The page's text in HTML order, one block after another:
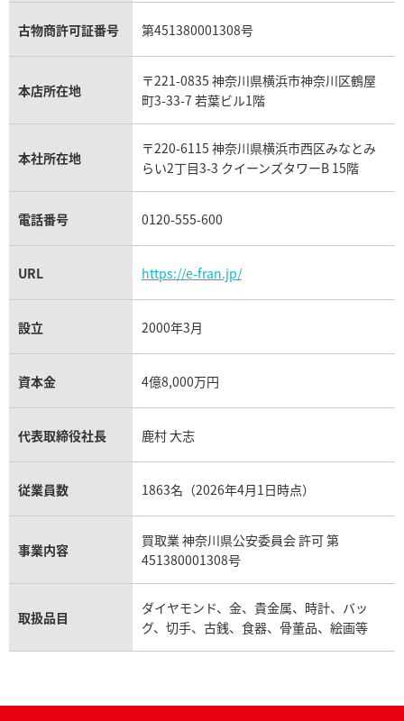
アクアマリン買取
オメガ買取
カルティエ買取
フランク ミュラー買取
リシャール・ミル買取
パネライ買取
チューダー（チュードル）買取
プラダ買取
モーブッサン買取
古物商許可証番号 第451380001308号
本店所在地
〒221-0835 神奈川県横浜市神奈川区鶴屋
町3-33-7 若葉ビル1階
本社所在地
〒220-6115 神奈川県横浜市西区みなとみ
らい2丁目3-3 クイーンズタワーB 15階
電話番号 0120-555-600
URL https://e-fran.jp/
設立 2000年3月
資本金 4億8,000万円
代表取締役社長 鹿村 大志
従業員数 1863名（2026年4月1日時点）
事業内容
買取業 神奈川県公安委員会 許可 第
451380001308号
取扱品目
ダイヤモンド、金、貴金属、時計、バッ
グ、切手、古銭、食器、骨董品、絵画等